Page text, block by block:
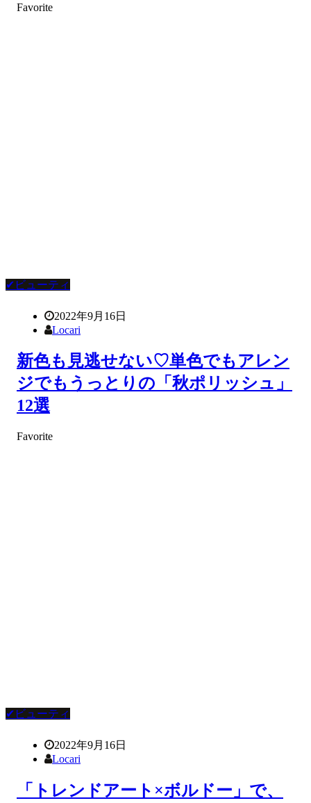
Favorite
✔ビューティ
2022年9月16日
Locari
新色も見逃せない♡単色でもアレン
ジでもうっとりの「秋ポリッシュ」
12選
Favorite
✔ビューティ
2022年9月16日
Locari
「トレンドアート×ボルドー」で、